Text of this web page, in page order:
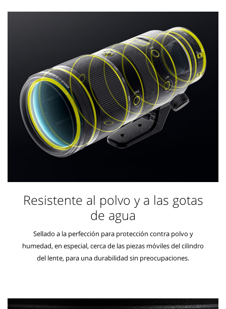
Resistente al polvo y a las gotas
de agua
Sellado a la perfección para protección contra polvo y
humedad, en especial, cerca de las piezas móviles del cilindro
del lente, para una durabilidad sin preocupaciones.